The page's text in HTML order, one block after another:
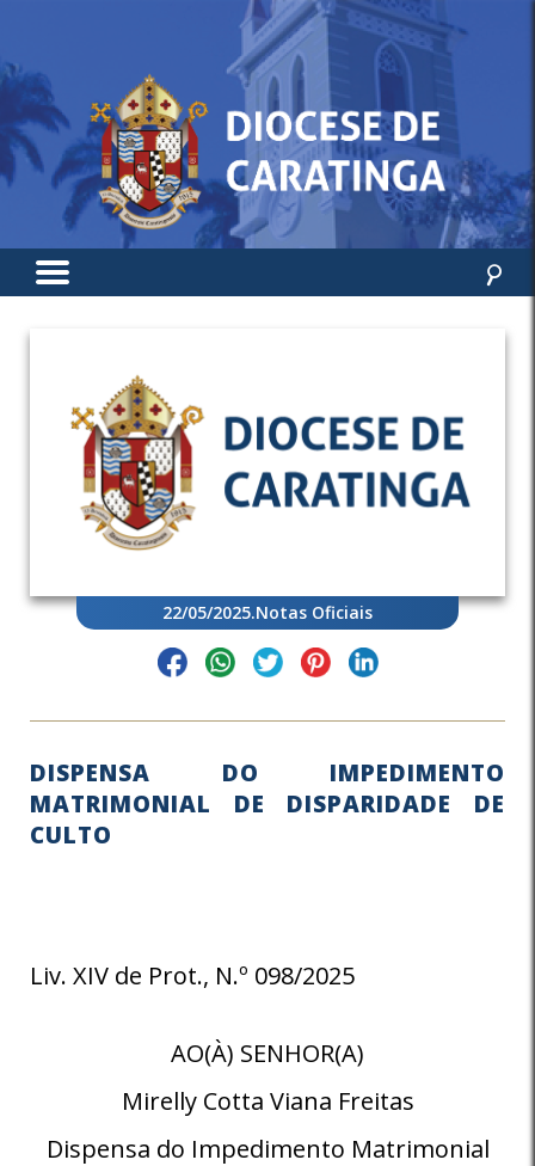
22/05/2025.Notas Oficiais
DISPENSA DO IMPEDIMENTO
MATRIMONIAL DE DISPARIDADE DE
CULTO
Liv. XIV de Prot., N.º 098/2025
AO(À) SENHOR(A)
Mirelly Cotta Viana Freitas
Dispensa do Impedimento Matrimonial